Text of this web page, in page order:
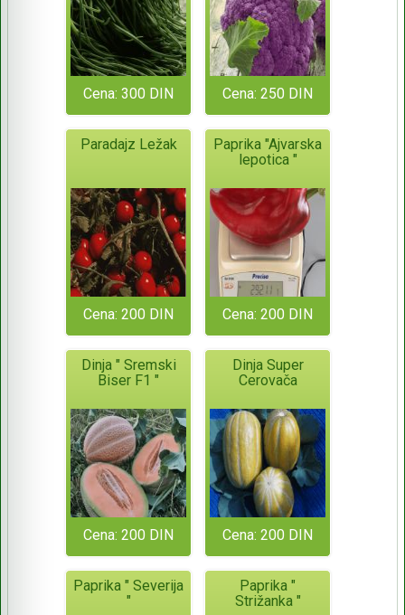
Cena: 300 DIN Cena: 250 DIN
Paradajz Ležak
Cena: 200 DIN
Paprika "Ajvarska
lepotica "
Cena: 200 DIN
Dinja " Sremski
Biser F1 "
Cena: 200 DIN
Dinja Super
Cerovača
Cena: 200 DIN
Paprika " Severija
"
Paprika "
Strižanka "